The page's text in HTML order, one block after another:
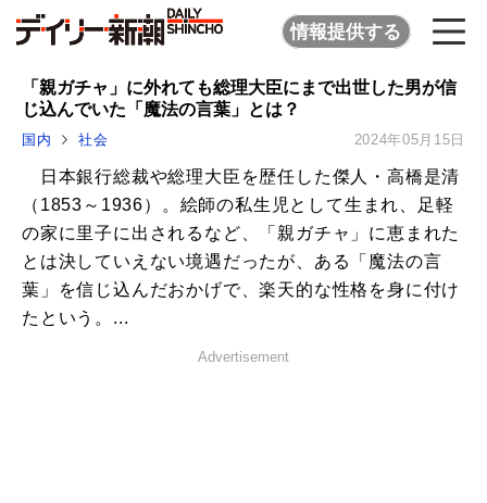
情報提供する
「親ガチャ」に外れても総理大臣にまで出世した男が信
じ込んでいた「魔法の言葉」とは？
国内 社会 2024年05月15日
日本銀行総裁や総理大臣を歴任した傑人・高橋是清
（1853～1936）。絵師の私生児として生まれ、足軽
の家に里子に出されるなど、「親ガチャ」に恵まれた
とは決していえない境遇だったが、ある「魔法の言
葉」を信じ込んだおかげで、楽天的な性格を身に付け
たという。...
Advertisement